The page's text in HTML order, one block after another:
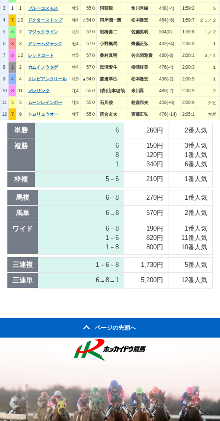
3 1 1 ブルーコスモス 牝3 55.0 阿部龍 角川秀樹 448(+4) 1:59:2 ５
4 7 10 ドクターストップ 牝4 ☆54.0 阿岸潤一朗 松本隆宏 464(+6) 1:59:7 ２１／２
5 6 7 マジックライン 牡5 57.0 岩橋勇二 佐藤英明 504(0) 1:59:8 １／２
6 3 3 ドリームジャック セ4 57.0 小野楓馬 齊藤正弘 492(+4) 2:00:0 １
7 8 12 レッドコート 牡5 57.0 桑村真明 佐久間雅貴 480(-8) 2:00:1 ３／４
8 2 2 カムイノウタゲ 牡4 57.0 黒澤愛斗 柳澤好美 476(-4) 2:00:3 １
9 4 4 トレビアンクリール 牡5 ▲54.0 渡邊準己 松本隆宏 436(-2) 2:00:5 １
10 8 11 メレサンク 牝4 55.0 [岩]山本聡哉 米川昇 480(-2) 2:00:9 ２
11 5 5 ムーンレインボー 牝3 55.0 石川倭 桧森邦夫 456(+6) 2:00:9 クビ
12 7 9 トヨリュウオー 牝7 55.0 落合玄太 齊藤正弘 476(+14) 2:05:1 大差
単勝 6 260円 2番人気
複勝
6
8
1
150円
120円
340円
3番人気
1番人気
6番人気
枠複 5－6 210円 1番人気
馬複 6－8 270円 1番人気
馬単 6→8 570円 2番人気
ワイド
6－8
1－6
1－8
190円
820円
800円
1番人気
11番人気
10番人気
三連複 1－6－8 1,730円 5番人気
三連単 6→8→1 5,200円 12番人気
ページの先頭へ